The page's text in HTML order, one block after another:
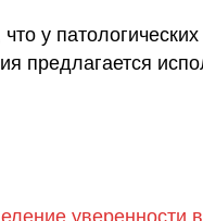
у
предлагается
уверенности